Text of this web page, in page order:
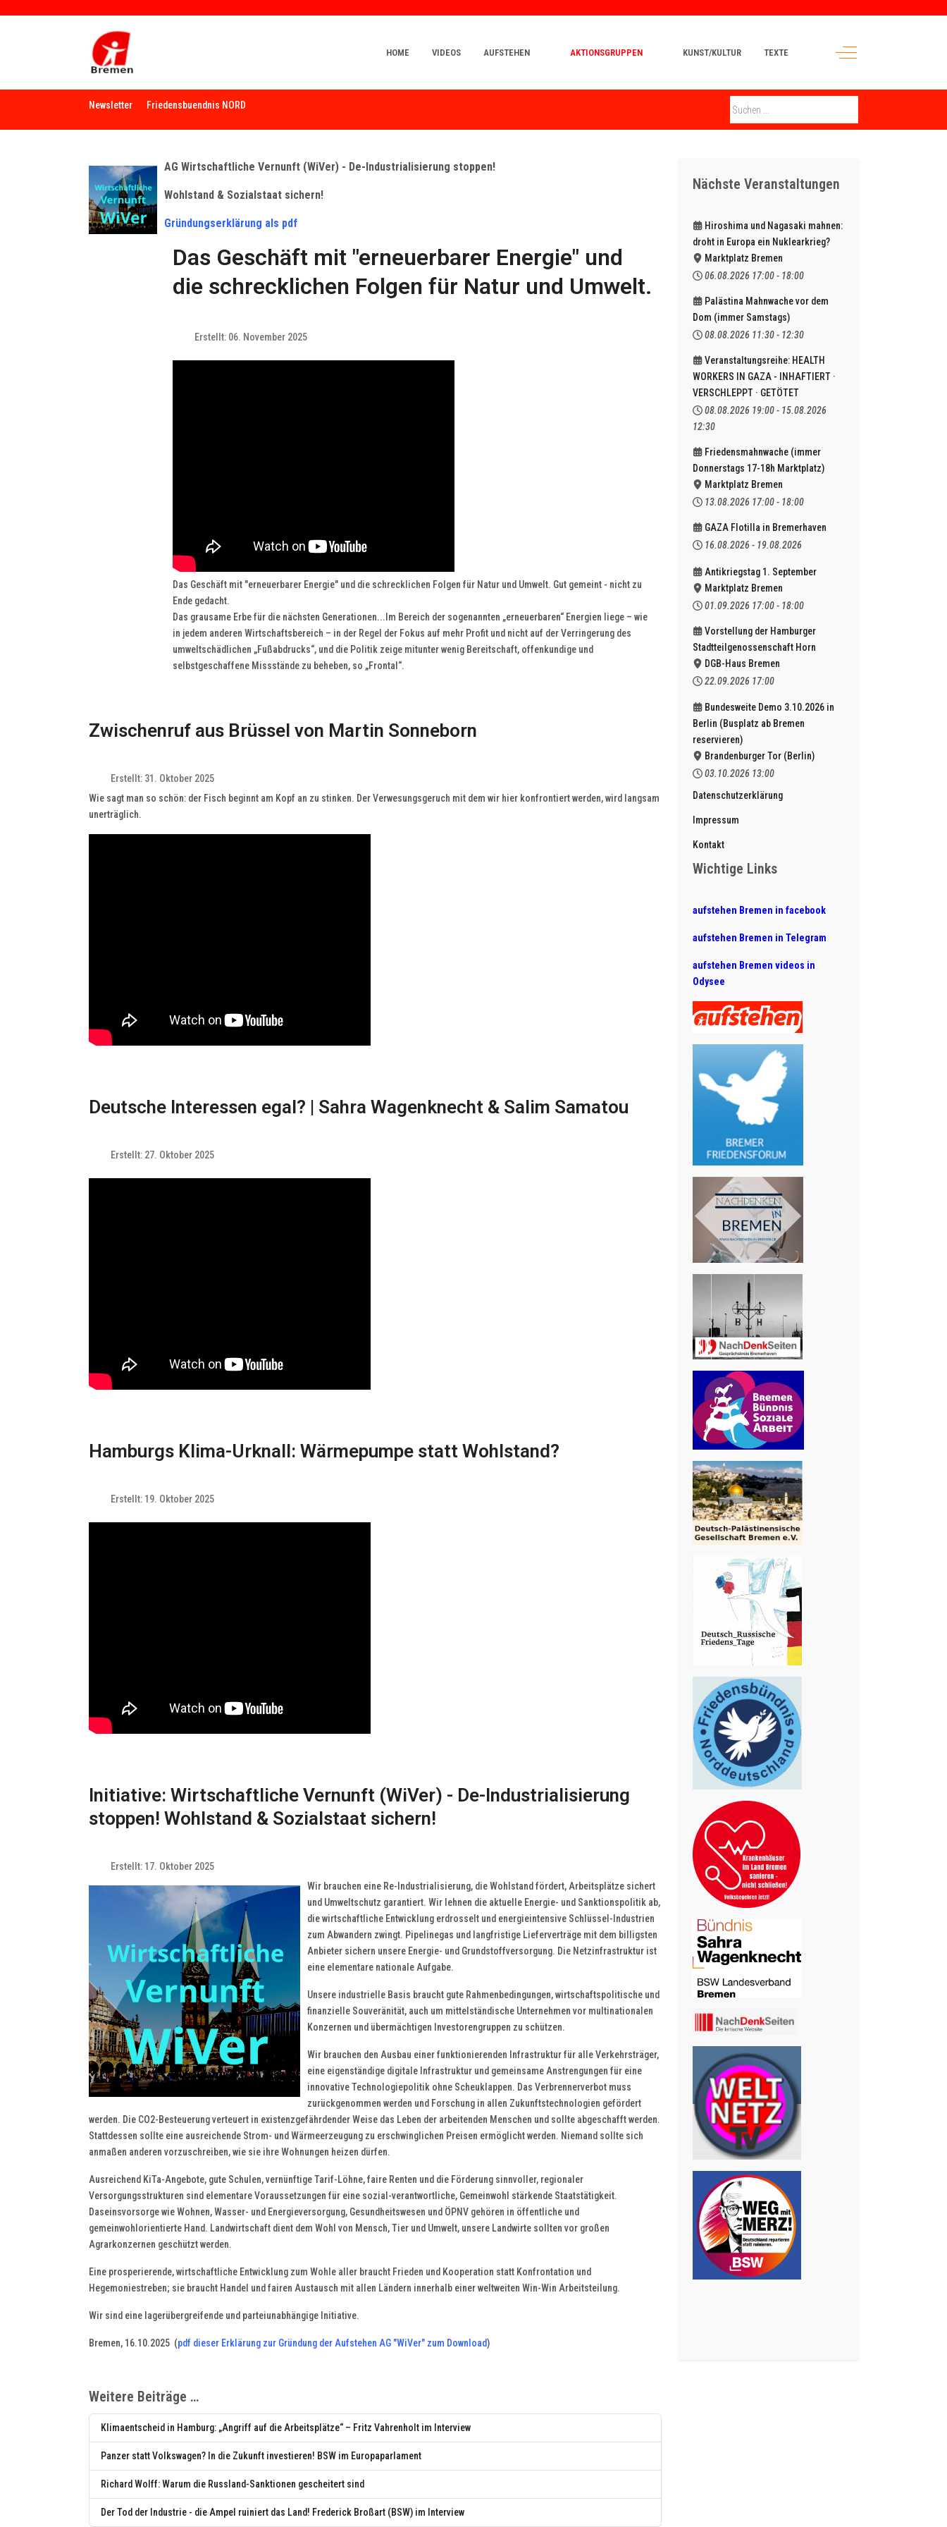
HOME VIDEOS AUFSTEHEN AKTIONSGRUPPEN KUNST/KULTUR TEXTE Off-Canvas Toggle
Newsletter Friedensbuendnis NORD
AG Wirtschaftliche Vernunft (WiVer) - De-Industrialisierung stoppen!
Wohlstand & Sozialstaat sichern!
Gründungserklärung als pdf
Das Geschäft mit "erneuerbarer Energie" und
die schrecklichen Folgen für Natur und Umwelt.
Erstellt: 06. November 2025
Das Geschäft mit "erneuerbarer Energie" und die schrecklichen Folgen für Natur und Umwelt. Gut gemeint - nicht zu
Ende gedacht.
Das grausame Erbe für die nächsten Generationen...Im Bereich der sogenannten „erneuerbaren“ Energien liege – wie
in jedem anderen Wirtschaftsbereich – in der Regel der Fokus auf mehr Profit und nicht auf der Verringerung des
umweltschädlichen „Fußabdrucks“, und die Politik zeige mitunter wenig Bereitschaft, offenkundige und
selbstgeschaffene Missstände zu beheben, so „Frontal“.
Zwischenruf aus Brüssel von Martin Sonneborn
Erstellt: 31. Oktober 2025
Wie sagt man so schön: der Fisch beginnt am Kopf an zu stinken. Der Verwesungsgeruch mit dem wir hier konfrontiert werden, wird langsam
unerträglich.
Deutsche Interessen egal? | Sahra Wagenknecht & Salim Samatou
Erstellt: 27. Oktober 2025
Hamburgs Klima-Urknall: Wärmepumpe statt Wohlstand?
Erstellt: 19. Oktober 2025
Initiative: Wirtschaftliche Vernunft (WiVer) - De-Industrialisierung
stoppen! Wohlstand & Sozialstaat sichern!
Erstellt: 17. Oktober 2025
Wir brauchen eine Re-Industrialisierung, die Wohlstand fördert, Arbeitsplätze sichert
und Umweltschutz garantiert. Wir lehnen die aktuelle Energie- und Sanktionspolitik ab,
die wirtschaftliche Entwicklung erdrosselt und energieintensive Schlüssel-Industrien
zum Abwandern zwingt. Pipelinegas und langfristige Lieferverträge mit dem billigsten
Anbieter sichern unsere Energie- und Grundstoffversorgung. Die Netzinfrastruktur ist
eine elementare nationale Aufgabe.
Unsere industrielle Basis braucht gute Rahmenbedingungen, wirtschaftspolitische und
finanzielle Souveränität, auch um mittelständische Unternehmen vor multinationalen
Konzernen und übermächtigen Investorengruppen zu schützen.
Wir brauchen den Ausbau einer funktionierenden Infrastruktur für alle Verkehrsträger,
eine eigenständige digitale Infrastruktur und gemeinsame Anstrengungen für eine
innovative Technologiepolitik ohne Scheuklappen. Das Verbrennerverbot muss
zurückgenommen werden und Forschung in allen Zukunftstechnologien gefördert
werden. Die CO2-Besteuerung verteuert in existenzgefährdender Weise das Leben der arbeitenden Menschen und sollte abgeschafft werden.
Stattdessen sollte eine ausreichende Strom- und Wärmeerzeugung zu erschwinglichen Preisen ermöglicht werden. Niemand sollte sich
anmaßen anderen vorzuschreiben, wie sie ihre Wohnungen heizen dürfen.
Ausreichend KiTa-Angebote, gute Schulen, vernünftige Tarif-Löhne, faire Renten und die Förderung sinnvoller, regionaler
Versorgungsstrukturen sind elementare Voraussetzungen für eine sozial-verantwortliche, Gemeinwohl stärkende Staatstätigkeit.
Daseinsvorsorge wie Wohnen, Wasser- und Energieversorgung, Gesundheitswesen und ÖPNV gehören in öffentliche und
gemeinwohlorientierte Hand. Landwirtschaft dient dem Wohl von Mensch, Tier und Umwelt, unsere Landwirte sollten vor großen
Agrarkonzernen geschützt werden.
Eine prosperierende, wirtschaftliche Entwicklung zum Wohle aller braucht Frieden und Kooperation statt Konfrontation und
Hegemoniestreben; sie braucht Handel und fairen Austausch mit allen Ländern innerhalb einer weltweiten Win-Win Arbeitsteilung.
Wir sind eine lagerübergreifende und parteiunabhängige Initiative.
Bremen, 16.10.2025 (pdf dieser Erklärung zur Gründung der Aufstehen AG "WiVer" zum Download)
Weitere Beiträge …
Klimaentscheid in Hamburg: „Angriff auf die Arbeitsplätze“ – Fritz Vahrenholt im Interview
Panzer statt Volkswagen? In die Zukunft investieren! BSW im Europaparlament
Richard Wolff: Warum die Russland-Sanktionen gescheitert sind
Der Tod der Industrie - die Ampel ruiniert das Land! Frederick Broßart (BSW) im Interview
Nächste Veranstaltungen
Hiroshima und Nagasaki mahnen:
droht in Europa ein Nuklearkrieg?
Marktplatz Bremen
06.08.2026 17:00- 18:00
Palästina Mahnwache vor dem
Dom (immer Samstags)
08.08.2026 11:30- 12:30
Veranstaltungsreihe: HEALTH
WORKERS IN GAZA - INHAFTIERT ·
VERSCHLEPPT · GETÖTET
08.08.2026 19:00- 15.08.2026
12:30
Friedensmahnwache (immer
Donnerstags 17-18h Marktplatz)
Marktplatz Bremen
13.08.2026 17:00- 18:00
GAZA Flotilla in Bremerhaven
16.08.2026 - 19.08.2026
Antikriegstag 1. September
Marktplatz Bremen
01.09.2026 17:00- 18:00
Vorstellung der Hamburger
Stadtteilgenossenschaft Horn
DGB-Haus Bremen
22.09.2026 17:00
Bundesweite Demo 3.10.2026 in
Berlin (Busplatz ab Bremen
reservieren)
Brandenburger Tor (Berlin)
03.10.2026 13:00
Datenschutzerklärung
Impressum
Kontakt
Wichtige Links
aufstehen Bremen in facebook
aufstehen Bremen in Telegram
aufstehen Bremen videos in
Odysee